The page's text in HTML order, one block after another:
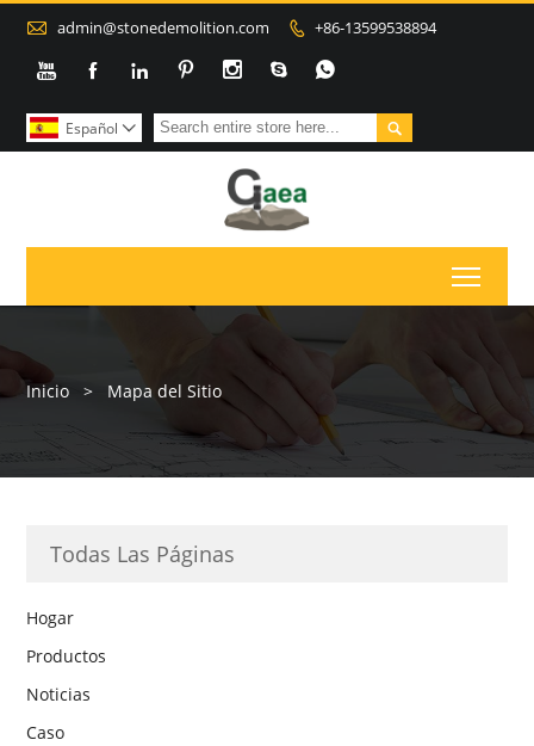
 admin@stonedemolition.com  +86-13599538894
      

Español 
Inicio > Mapa del Sitio
Todas Las Páginas
Hogar
Productos
Noticias
Caso